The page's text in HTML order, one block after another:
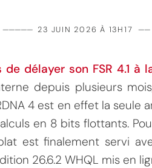
————— 23 JUIN 2026 À 13H17 ——
délayer son FSR 4.1 à
depuis plusieurs
4 est en effet la
en 8 bits flottants.
est finalement servi
26.6.2 WHQL mis en